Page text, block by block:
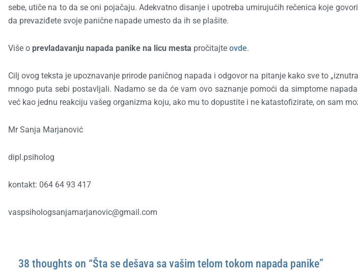
sebe, utiče na to da se oni pojačaju. Adekvatno disanje i upotreba umirujućih rečenica koje
da prevaziđete svoje panične napade umesto da ih se plašite.
Više o prevladavanju napada panike na licu mesta pročitajte ovde.
Cilj ovog teksta je upoznavanje prirode paničnog napada i odgovor na pitanje kako sve to
mnogo puta sebi postavljali. Nadamo se da će vam ovo saznanje pomoći da simptome
već kao jednu reakciju vašeg organizma koju, ako mu to dopustite i ne katastofizirate, on sam
Mr Sanja Marjanović
dipl.psiholog
kontakt: 064 64 93 417
vaspsihologsanjamarjanovic@gmail.com
38 thoughts on “Šta se dešava sa vašim telom tokom napada panike”